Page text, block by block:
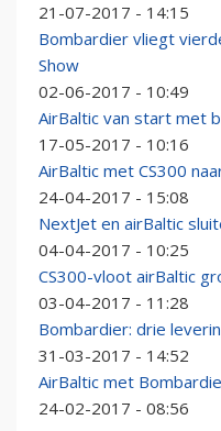
21-07-2017 - 14:15
Bombardier vliegt
Show
02-06-2017 - 10:49
AirBaltic van start met
17-05-2017 - 10:16
AirBaltic met CS300
24-04-2017 - 15:08
NextJet en airBaltic
04-04-2017 - 10:25
CS300-vloot airBaltic
03-04-2017 - 11:28
Bombardier: drie
31-03-2017 - 14:52
AirBaltic met
24-02-2017 - 08:56